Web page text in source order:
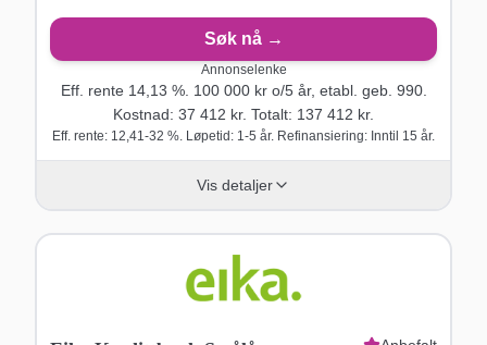
Søk nå →
Annonselenke
Eff. rente 14,13 %. 100 000kr o/5år, etabl. geb. 990.
Kostnad: 37 412 kr. Totalt: 137 412 kr.
Eff. rente: 12,41-32 %. Løpetid: 1-5 år. Refinansiering: Inntil 15 år.
Vis detaljer